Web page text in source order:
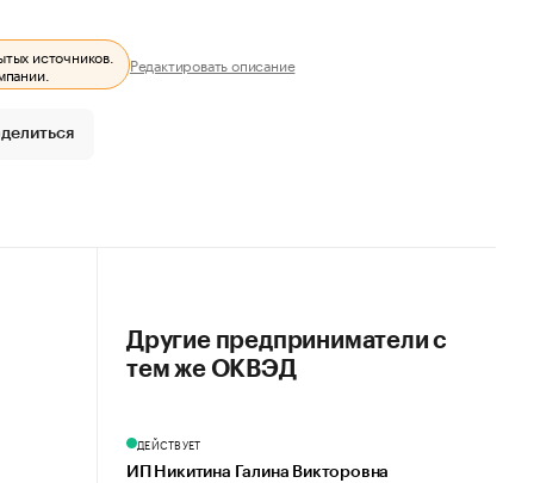
источников.
Редактировать описание
Другие предприниматели с
тем же ОКВЭД
ДЕЙСТВУЕТ
ИП Никитина Галина Викторовна